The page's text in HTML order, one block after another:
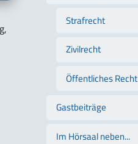
Strafrecht
Zivilrecht
Öffentliches Recht
Gastbeiträge
Im Hörsaal neben...